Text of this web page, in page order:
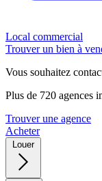
Local commercial
Trouver un bien à
Vous souhaitez
Plus de 720 agences
Trouver une agence
Acheter
Louer